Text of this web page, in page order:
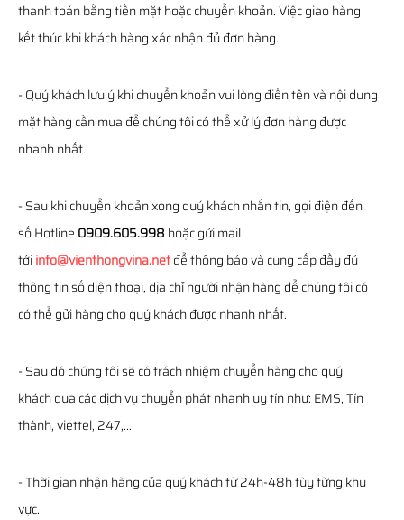
thanh toán bằng tiền mặt hoặc chuyển khoản. Việc giao hàng
kết thúc khi khách hàng xác nhận đủ đơn hàng.
- Quý khách lưu ý khi chuyển khoản vui lòng điền tên và nội dung
mặt hàng cần mua để chúng tôi có thể xử lý đơn hàng được
nhanh nhất.
- Sau khi chuyển khoản xong quý khách nhắn tin, gọi điện đến
số Hotline 0909.605.998 hoặc gửi mail
tớiinfo@vienthongvina.netđể thông báo và cung cấp đầy đủ
thông tin số điện thoại, địa chỉ người nhận hàng để chúng tôi có
có thể gửi hàng cho quý khách được nhanh nhất.
- Sau đó chúng tôi sẽ có trách nhiệm chuyển hàng cho quý
khách qua các dịch vụ chuyển phát nhanh uy tín như: EMS, Tín
thành, viettel, 247,...
- Thời gian nhận hàng của quý khách từ 24h-48h tùy từng khu
vực.